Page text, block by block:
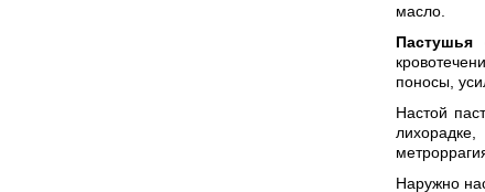
масло.
Пастушья
поносы,
Настой
Наружно